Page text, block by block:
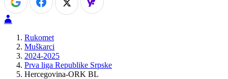
Rukomet
Muškarci
2024-2025
Prva liga Republike Srpske
Hercegovina-ORK BL